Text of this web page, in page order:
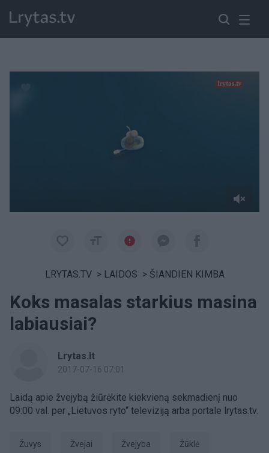
LRYTAS.TV > LAIDOS > ŠIANDIEN KIMBA
Koks masalas starkius masina
labiausiai?
Lrytas.lt
2017-07-16 07:01
Laidą apie žvejybą žiūrėkite kiekvieną sekmadienį nuo
09:00 val. per „Lietuvos ryto“ televiziją arba portale lrytas.tv.
žuvys žvejai Žvejyba Žūklė